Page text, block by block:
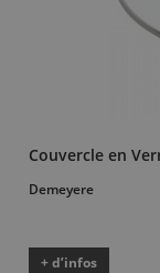
Couvercle en
Demeyere
+ d’infos